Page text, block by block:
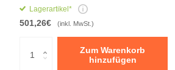
Lagerartikel*
501,26€ (inkl. MwSt.)
Zum Warenkorb
hinzufügen